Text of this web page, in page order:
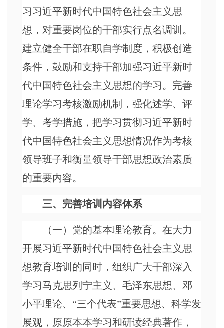
习习近平新时代中国特色社会主义思
想，对重要岗位的干部实行点名调训。
建立健全干部在职自学制度，积极创造
条件，鼓励和支持干部加强习近平新时
代中国特色社会主义思想的学习。完善
理论学习考核激励机制，强化述学、评
学、考学措施，把学习贯彻习近平新时
代中国特色社会主义思想情况作为考核
领导班子和衡量领导干部思想政治素质
的重要内容。
三、完善培训内容体系
（一）党的基本理论教育。在大力
开展习近平新时代中国特色社会主义思
想教育培训的同时，组织广大干部深入
学习马克思列宁主义、毛泽东思想、邓
小平理论、 “三个代表”重要思想、科学发
展观，原原本本学习和研读经典著作，